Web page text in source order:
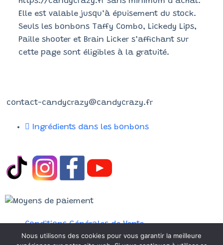
Elle est valable jusqu’à épuisement du stock.
Seuls les bonbons Taffy Combo, Lickedy Lips,
Paille shooter et Brain Licker s’affichant sur
cette page sont éligibles à la gratuité.
contact-candycrazy@candycrazy.fr
Ingrédients dans les bonbons
Conditions Générales de Vente
Mentions légales
Nous utilisons des cookies pour vous garantir la meilleure